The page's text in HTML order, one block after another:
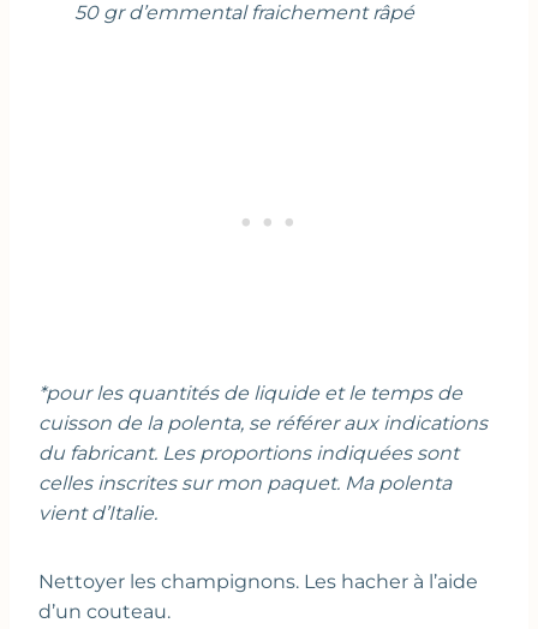
50 gr d’emmental fraichement râpé
*pour les quantités de liquide et le temps de
cuisson de la polenta, se référer aux indications
du fabricant. Les proportions indiquées sont
celles inscrites sur mon paquet. Ma polenta
vient d’Italie.
Nettoyer les champignons. Les hacher à l’aide
d’un couteau.